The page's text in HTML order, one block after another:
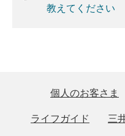
教えてください
個人のお客さま
ライフガイド
三